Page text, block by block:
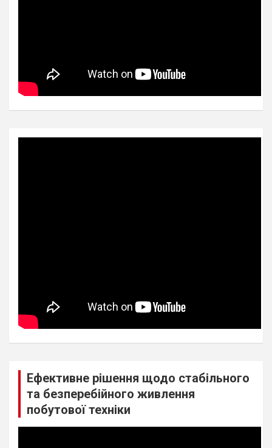
Ефективне рішення щодо стабільного
та безперебійного живлення
побутової техніки